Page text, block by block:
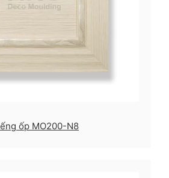
ốp MO200-N8